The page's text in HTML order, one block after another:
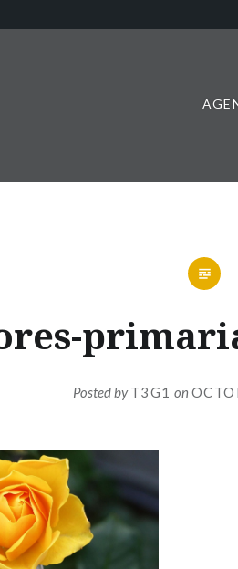
Posted byT3G1 on